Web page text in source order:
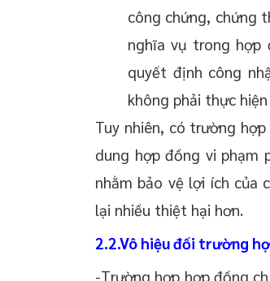
công chứng, chứng
nghĩa vụ trong hợp
quyết định công
không phải thực
Tuy nhiên, có trường
dung hợp đồng vi phạm
nhằm bảo vệ lợi ích của
lại nhiều thiệt hại hơn.
2.2.Vô hiệu đối trường
-Trường hợp hợp đồng